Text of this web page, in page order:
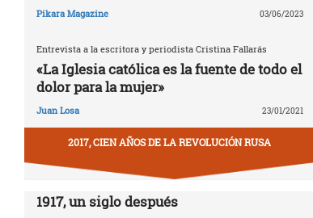
Pikara Magazine 03/06/2023
Entrevista a la escritora y periodista Cristina Fallarás
«La Iglesia católica es la fuente de todo el
dolor para la mujer»
Juan Losa 23/01/2021
2017, CIEN AÑOS DE LA REVOLUCIÓN RUSA
1917, un siglo después